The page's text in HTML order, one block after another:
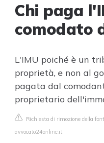
Chi paga
comodato
L'IMU poiché è un
proprietà, e non al
pagata dal
proprietario
Richiesta di rimozione della
avvocato24online.it